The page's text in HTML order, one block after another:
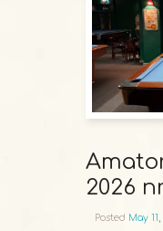
2026
Posted May 11,